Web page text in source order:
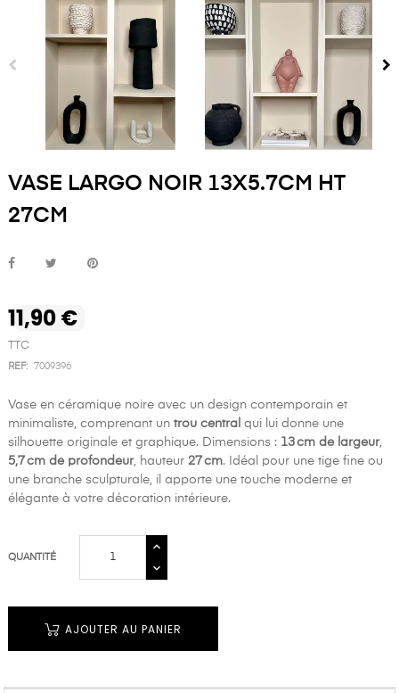
VASE LARGO NOIR 13X5.7CM HT
27CM
11,90 €
TTC
REF: 7009396
Vase en céramique noire avec un design contemporain et
minimaliste, comprenant un trou central qui lui donne une
silhouette originale et graphique. Dimensions : 13 cm de largeur,
5,7 cm de profondeur, hauteur 27 cm. Idéal pour une tige fine ou
une branche sculpturale, il apporte une touche moderne et
élégante à votre décoration intérieure.
QUANTITÉ
AJOUTER AU PANIER